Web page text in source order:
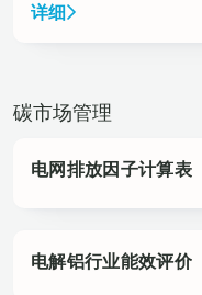
详细
碳市场管理
电网排放因子计算表
电解铝行业能效评价